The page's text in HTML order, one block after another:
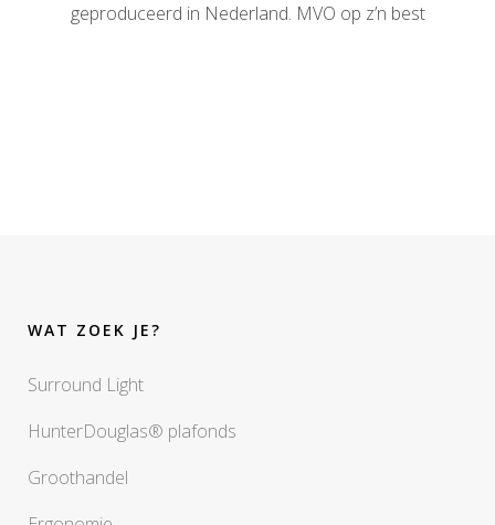
geproduceerd in Nederland. MVO op z’n best
WAT ZOEK JE?
Surround Light
HunterDouglas® plafonds
Groothandel